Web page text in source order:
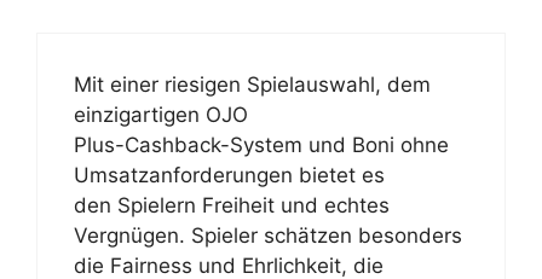
Mit einer riesigen Spielauswahl, dem
einzigartigen OJO
Plus-Cashback-System und Boni ohne
Umsatzanforderungen bietet es
den Spielern Freiheit und echtes
Vergnügen. Spieler schätzen besonders
die Fairness und Ehrlichkeit, die